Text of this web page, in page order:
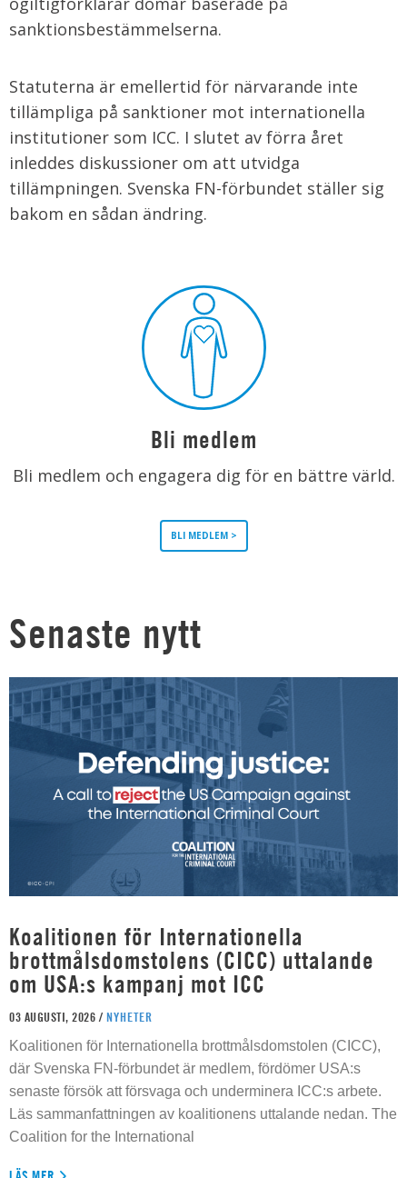
sanktionsbestämmelserna.
Statuterna är emellertid för närvarande inte
tillämpliga på sanktioner mot internationella
institutioner som ICC. I slutet av förra året
inleddes diskussioner om att utvidga
tillämpningen. Svenska FN-förbundet ställer sig
bakom en sådan ändring.
Bli medlem
Bli medlem och engagera dig för en bättre värld.
BLI MEDLEM >
Senaste nytt
Koalitionen för Internationella
brottmålsdomstolens (CICC) uttalande
om USA:s kampanj mot ICC
03 AUGUSTI, 2026 / NYHETER
Koalitionen för Internationella brottmålsdomstolen (CICC),
där Svenska FN-förbundet är medlem, fördömer USA:s
senaste försök att försvaga och underminera ICC:s arbete.
Läs sammanfattningen av koalitionens uttalande nedan. The
Coalition for the International